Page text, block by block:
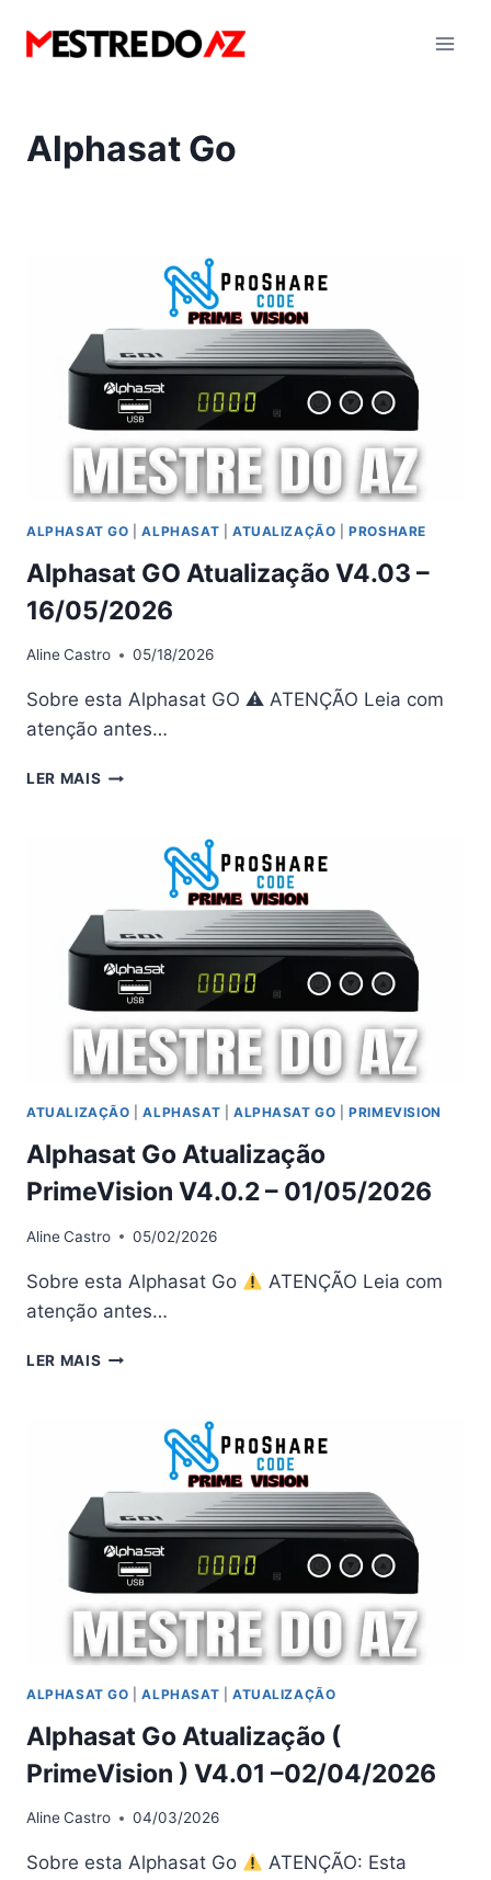
para
Alphasat Go
ALPHASAT GO |ALPHASAT ATUALIZAÇÃO |PROSHARE
Alphasat GO Atualização V4.03 –
16/05/2026
AlineCastro 05/18/2026
Sobre esta Alphasat GO ⚠ ATENÇÃO Leia com
atenção antes…
LER MAIS ALPHASAT
16/05/2026
ATUALIZAÇÃO |ALPHASAT ALPHASAT GO |PRIMEVISION
Alphasat Go Atualização
PrimeVision V4.0.2 – 01/05/2026
AlineCastro 05/02/2026
Sobre esta Alphasat Go
ATENÇÃO Leia com
atenção antes…
LER MAIS ALPHASAT
PRIMEVISION
01/05/2026
ALPHASAT GO |ALPHASAT ATUALIZAÇÃO
Alphasat Go Atualização (
PrimeVision ) V4.01 –02/04/2026
AlineCastro 04/03/2026
Sobre esta Alphasat Go
ATENÇÃO: Esta